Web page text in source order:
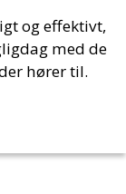
og effektivt,
med de
hører til.